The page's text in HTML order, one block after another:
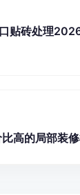
贴砖处理
高的局部装